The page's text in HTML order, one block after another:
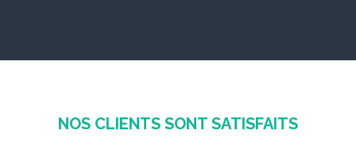
NOS CLIENTS SONT SATISFAITS